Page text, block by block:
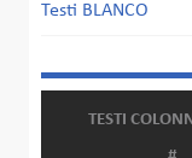
Testi BLANCO
TESTI